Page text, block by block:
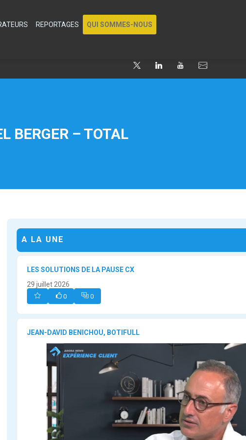
REPORTAGES QUI SOMMES-NOUS
BERGER – TOTAL
A LA UNE
LES SOLUTIONS DE LA PAUSE CX
29 juillet 2026
0 0
JEAN-DAVID BENICHOU, BOTIFULL